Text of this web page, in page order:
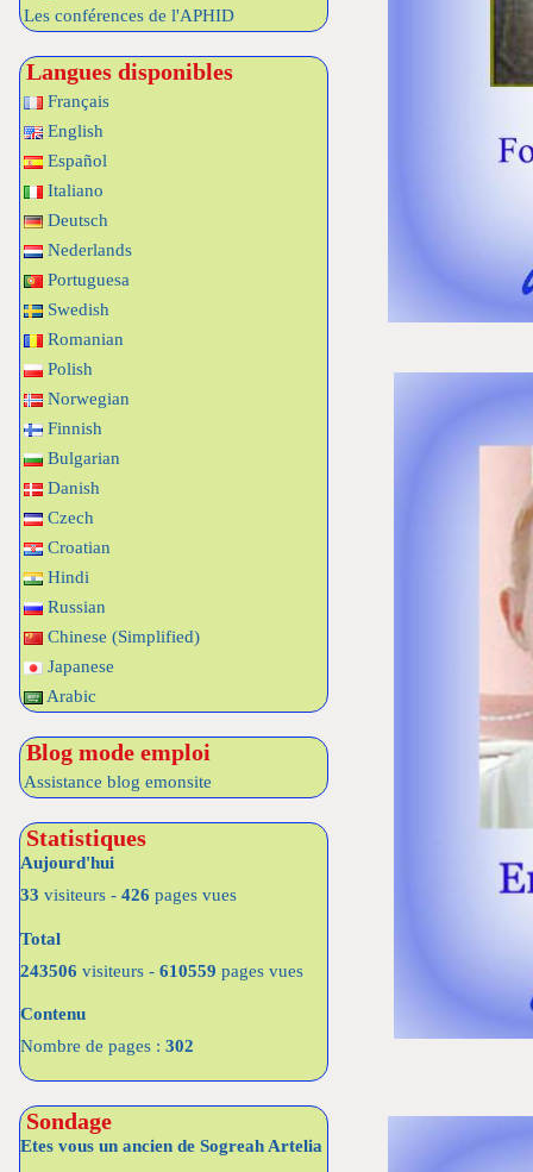
Les conférences de l'APHID
Langues disponibles
Français
English
Español
Italiano
Deutsch
Nederlands
Portuguesa
Swedish
Romanian
Polish
Norwegian
Finnish
Bulgarian
Danish
Czech
Croatian
Hindi
Russian
Chinese (Simplified)
Japanese
Arabic
Blog mode emploi
Assistance blog emonsite
Statistiques
Aujourd'hui
33 visiteurs - 426 pages vues
Total
243506 visiteurs - 610559 pages vues
Contenu
Nombre de pages : 302
Sondage
Etes vous un ancien de Sogreah Artelia